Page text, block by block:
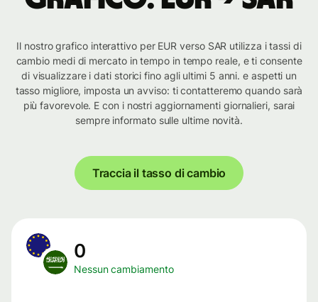
Il nostro grafico interattivo per EUR verso SAR utilizza i tassi di
cambio medi di mercato in tempo in tempo reale, e ti consente
di visualizzare i dati storici fino agli ultimi 5 anni. e aspetti un
tasso migliore, imposta un avviso: ti contatteremo quando sarà
più favorevole. E con i nostri aggiornamenti giornalieri, sarai
sempre informato sulle ultime novità.
Traccia il tasso di cambio
0
Nessun cambiamento